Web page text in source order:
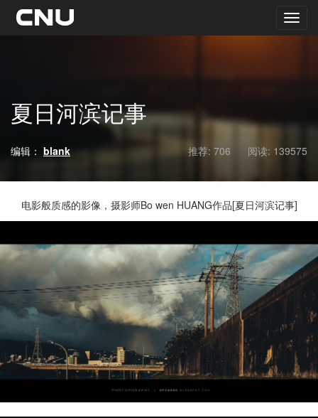
夏日河滨记事
编辑： blank 推荐: 706 阅读: 139575
电影般质感的影像，摄影师Bo wen HUANG作品[夏日河滨记事]